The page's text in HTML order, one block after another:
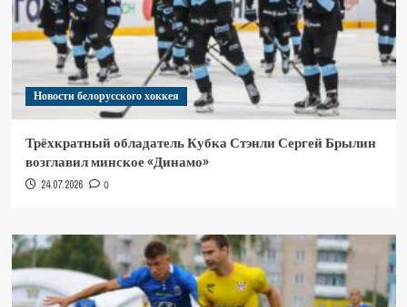
Новости белорусского хоккея
Трёхкратный обладатель Кубка Стэнли Сергей Брылин
возглавил минское «Динамо»
24.07.2026 0